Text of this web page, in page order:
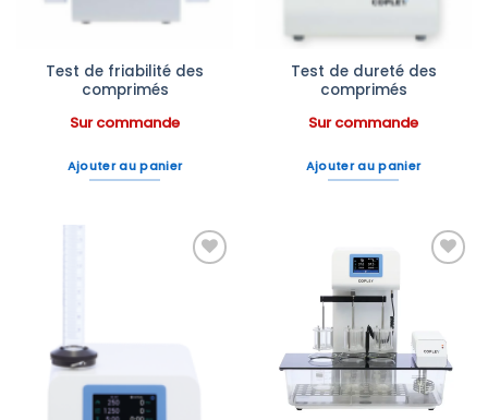
Test de friabilité des
comprimés
Sur commande
Ajouter au panier
Test de dureté des
comprimés
Sur commande
Ajouter au panier
à la liste
d’envies